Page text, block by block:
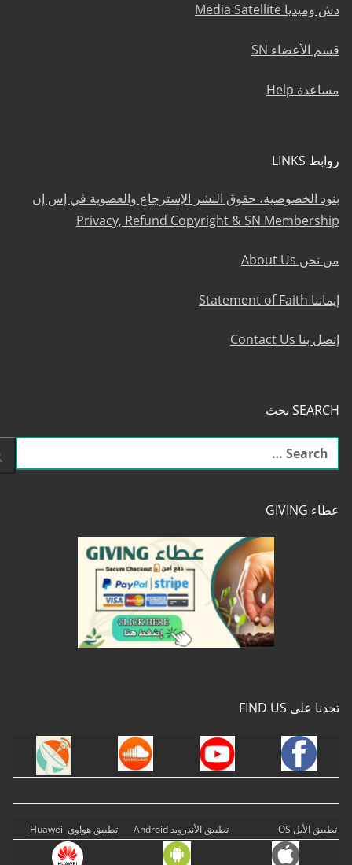
دش وميديا Media Satellite
قسم الأعضاء SN
مساعدة Help
روابط LINKS
بنود الخصوصية، حقوق النشر الإسترجاع والعضوية في إس إن
Privacy, Refund Copyright & SN Membership
من نحن About Us
إيماننا Statement of Faith
إتصل بنا Contact Us
SEARCH بحث
البحث
عن:
عطاء GIVING
تجدنا على FIND US
تطبيق الأبل iOS تطبيق الأندرويد Android تطبيق هواوي Huawei